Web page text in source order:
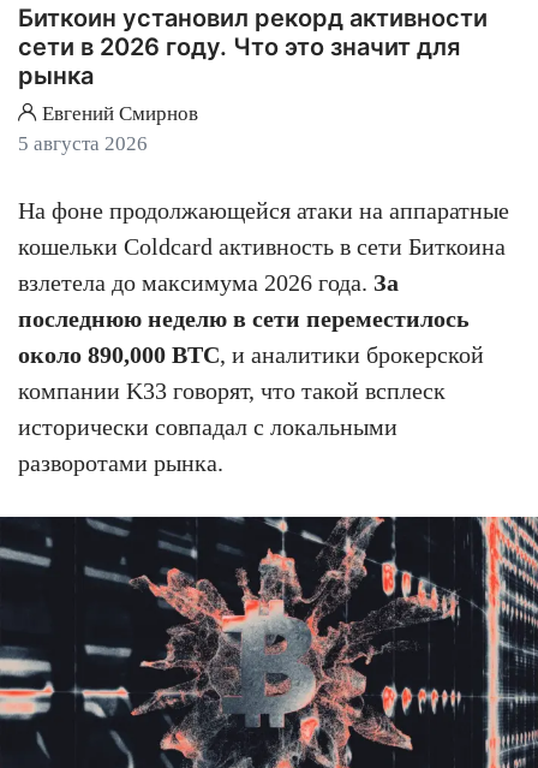
Биткоин установил рекорд активности
сети в 2026 году. Что это значит для
рынка
Евгений Смирнов
5 августа 2026
На фоне продолжающейся атаки на аппаратные
кошельки Coldcard активность в сети Биткоина
взлетела до максимума 2026 года. За
последнюю неделю в сети переместилось
около 890,000 BTC, и аналитики брокерской
компании K33 говорят, что такой всплеск
исторически совпадал с локальными
разворотами рынка.